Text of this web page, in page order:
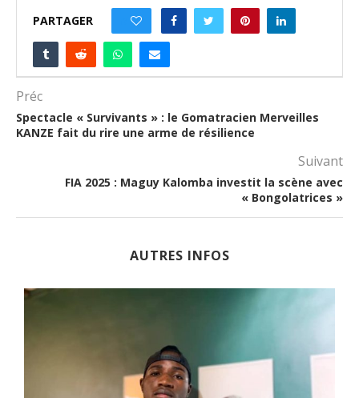
PARTAGER
Préc
Spectacle « Survivants » : le Gomatracien Merveilles
KANZE fait du rire une arme de résilience
Suivant
FIA 2025 : Maguy Kalomba investit la scène avec
« Bongolatrices »
AUTRES INFOS